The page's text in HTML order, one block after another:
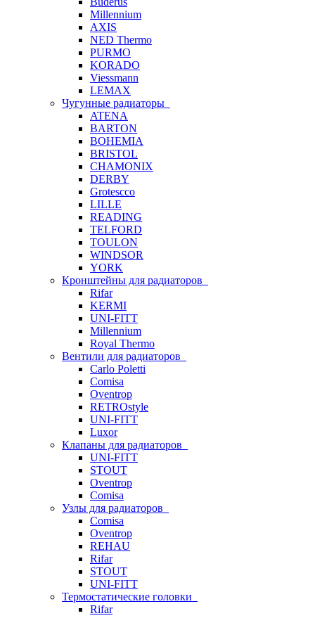
Millennium
AXIS
NED Thermo
PURMO
KORADO
Viessmann
LEMAX
Чугунные радиаторы
ATENA
BARTON
BOHEMIA
BRISTOL
CHAMONIX
DERBY
Grotescco
LILLE
READING
TELFORD
TOULON
WINDSOR
YORK
Кронштейны для радиаторов
Rifar
KERMI
UNI-FITT
Millennium
Royal Thermo
Вентили для радиаторов
Carlo Poletti
Comisa
Oventrop
RETROstyle
UNI-FITT
Luxor
Клапаны для радиаторов
UNI-FITT
STOUT
Oventrop
Comisa
Узлы для радиаторов
Comisa
Oventrop
REHAU
Rifar
STOUT
UNI-FITT
Термостатические головки
Rifar